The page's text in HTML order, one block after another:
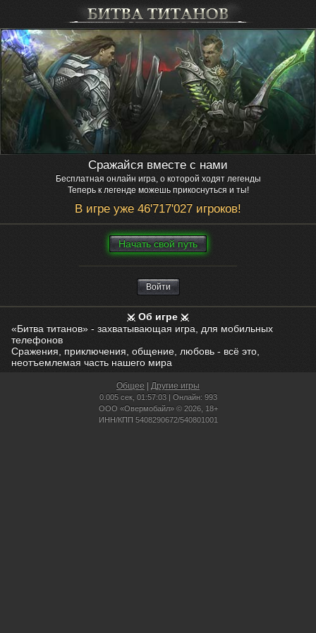
Сражайся вместе с нами
Бесплатная онлайн игра, о которой ходят легенды
Теперь к легенде можешь прикоснуться и ты!
В игре уже 46'717'027 игроков!
Нaчaть свой путь
Войти
Об игре
«Битва титанов» - захватывающая игра, для мобильных
телефонов
Сражения, приключения, общение, любовь - всё это,
неотъемлемая часть нашего мира
Общее Другие игры
0.005 сек, 01:57:03 | Онлайн: 993
ООО «Овермобайл» © 2026, 18+
ИНН/КПП 5408290672/540801001